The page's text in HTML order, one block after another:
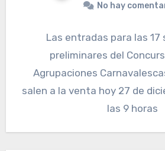
No hay
Las entradas para las 17
preliminares del
Agrupaciones
salen a la venta hoy 27 de
las 9 horas